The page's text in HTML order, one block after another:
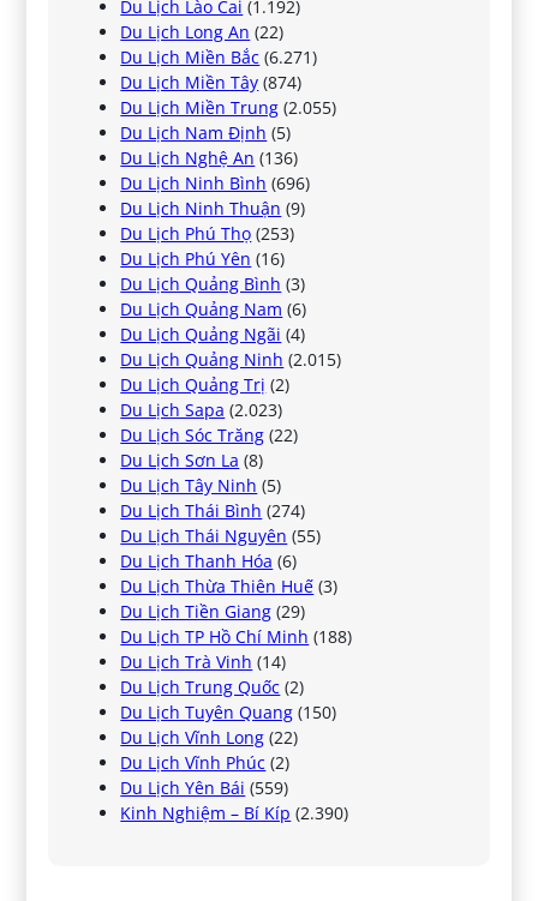
Du Lịch Lào Cai (1.192)
Du Lịch Long An (22)
Du Lịch Miền Bắc (6.271)
Du Lịch Miền Tây (874)
Du Lịch Miền Trung (2.055)
Du Lịch Nam Định (5)
Du Lịch Nghệ An (136)
Du Lịch Ninh Bình (696)
Du Lịch Ninh Thuận (9)
Du Lịch Phú Thọ (253)
Du Lịch Phú Yên (16)
Du Lịch Quảng Bình (3)
Du Lịch Quảng Nam (6)
Du Lịch Quảng Ngãi (4)
Du Lịch Quảng Ninh (2.015)
Du Lịch Quảng Trị (2)
Du Lịch Sapa (2.023)
Du Lịch Sóc Trăng (22)
Du Lịch Sơn La (8)
Du Lịch Tây Ninh (5)
Du Lịch Thái Bình (274)
Du Lịch Thái Nguyên (55)
Du Lịch Thanh Hóa (6)
Du Lịch Thừa Thiên Huế (3)
Du Lịch Tiền Giang (29)
Du Lịch TP Hồ Chí Minh (188)
Du Lịch Trà Vinh (14)
Du Lịch Trung Quốc (2)
Du Lịch Tuyên Quang (150)
Du Lịch Vĩnh Long (22)
Du Lịch Vĩnh Phúc (2)
Du Lịch Yên Bái (559)
Kinh Nghiệm – Bí Kíp (2.390)